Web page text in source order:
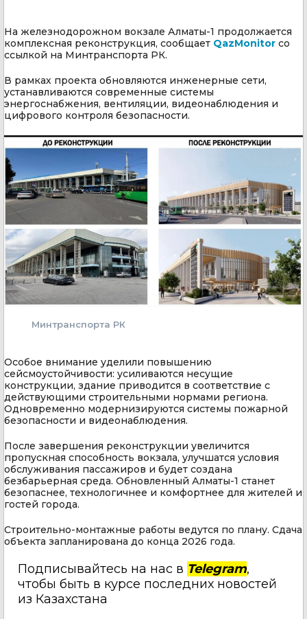
На железнодорожном вокзале Алматы-1 продолжается
комплексная реконструкция, сообщает QazMonitor со
ссылкой на Минтранспорта РК.
В рамках проекта обновляются инженерные сети,
устанавливаются современные системы
энергоснабжения, вентиляции, видеонаблюдения и
цифрового контроля безопасности.
Минтранспорта РК
Особое внимание уделили повышению
сейсмоустойчивости: усиливаются несущие
конструкции, здание приводится в соответствие с
действующими строительными нормами региона.
Одновременно модернизируются системы пожарной
безопасности и видеонаблюдения.
После завершения реконструкции увеличится
пропускная способность вокзала, улучшатся условия
обслуживания пассажиров и будет создана
безбарьерная среда. Обновленный Алматы-1 станет
безопаснее, технологичнее и комфортнее для жителей и
гостей города.
Строительно-монтажные работы ведутся по плану. Сдача
объекта запланирована до конца 2026 года.
Подписывайтесь на нас в Telegram,
чтобы быть в курсе последних новостей
из Казахстана